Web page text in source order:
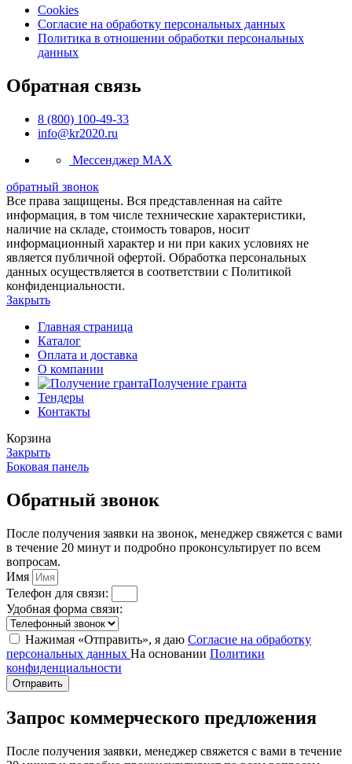
Cookies
Согласие на обработку персональных данных
Политика в отношении обработки персональных
данных
Обратная связь
8 (800) 100-49-33
info@kr2020.ru
Мессенджер MAX
обратный звонок
Все права защищены. Вся представленная на сайте
информация, в том числе технические характеристики,
наличие на складе, стоимость товаров, носит
информационный характер и ни при каких условиях не
является публичной офертой. Обработка персональных
данных осуществляется в соответствии с Политикой
конфиденциальности.
Закрыть
Главная страница
Каталог
Оплата и доставка
О компании
Получение гранта
Тендеры
Контакты
Корзина
Закрыть
Боковая панель
Обратный звонок
После получения заявки на звонок, менеджер свяжется с вами
в течение 20 минут и подробно проконсультирует по всем
вопросам.
Имя
Телефон для связи:
Удобная форма связи:
Нажимая «Отправить», я даю Согласие на обработку
персональных данных На основании Политики
конфиденциальности
Отправить
Запрос коммерческого предложения
После получения заявки, менеджер свяжется с вами в течение